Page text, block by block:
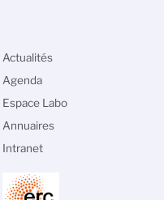
Actualités
Agenda
Espace Labo
Annuaires
Intranet